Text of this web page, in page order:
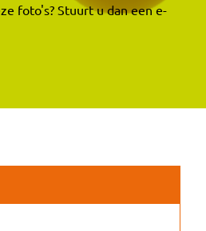
foto's? Stuurt u dan een e-